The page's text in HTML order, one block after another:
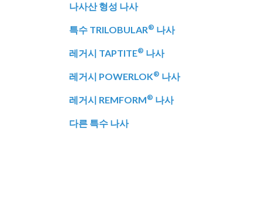
나사산 형성 나사
특수 TRILOBULAR® 나사
레거시 TAPTITE® 나사
레거시 POWERLOK® 나사
레거시 REMFORM® 나사
다른 특수 나사